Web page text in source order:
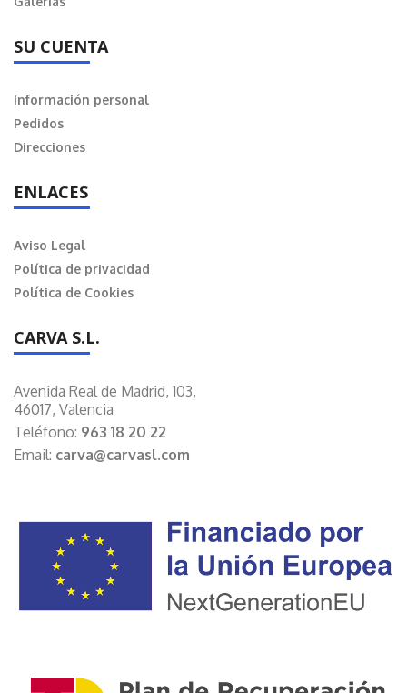
SU CUENTA
Información personal
Pedidos
Direcciones
ENLACES
Aviso Legal
Política de privacidad
Política de Cookies
CARVA S.L.
Avenida Real de Madrid, 103,
46017, Valencia
Teléfono: 963 18 20 22
Email: carva@carvasl.com